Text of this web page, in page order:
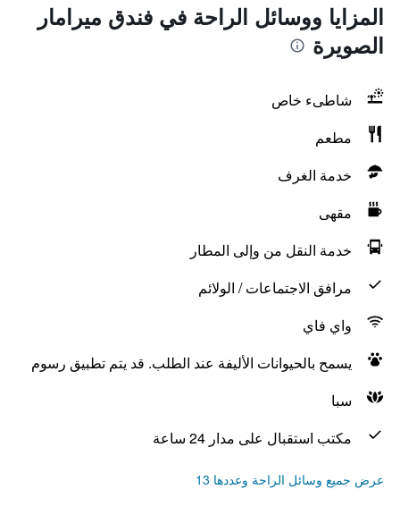
المزايا ووسائل الراحة في فندق ميرامار
الصويرة
شاطىء خاص
مطعم
خدمة الغرف
مقهى
خدمة النقل من وإلى المطار
مرافق الاجتماعات / الولائم
واي فاي
يسمح بالحيوانات الأليفة عند الطلب. قد يتم تطبيق رسوم
سبا
مكتب استقبال على مدار 24 ساعة
عرض جميع وسائل الراحة وعددها 13